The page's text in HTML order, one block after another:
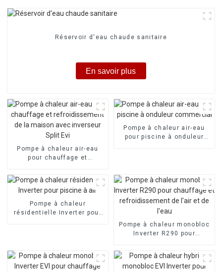
Réservoir d'eau chaude sanitaire
En savoir plus
Pompe à chaleur air-eau
pour chauffage et
maison avec inverseur Split
Evi
Pompe à chaleur air-eau
pour piscine à onduleur
Pompe à chaleur
résidentielle Inverter pour
Pompe à chaleur monobloc
Inverter R290 pour
refroidissement de l'air et
de l'eau